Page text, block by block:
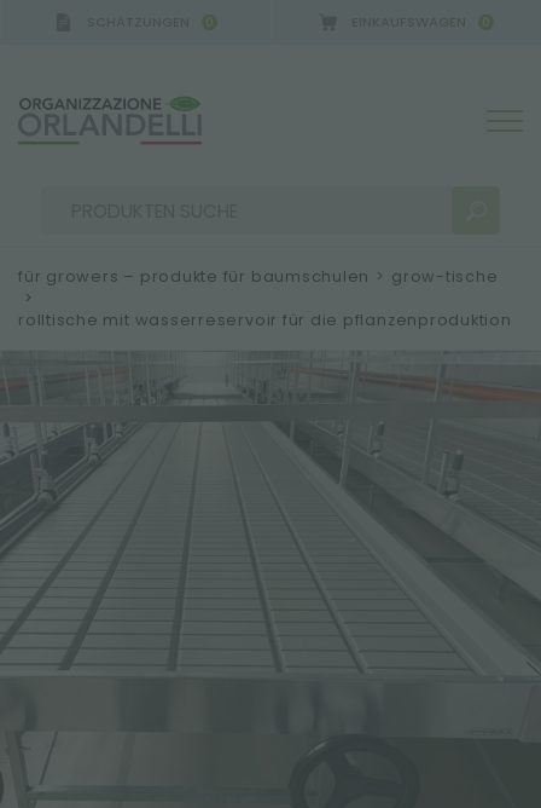
0 0
MEHR ERGEBNISSE FÜR SIE:
für growers – produkte für baumschulen > grow-tische
>
rolltische mit wasserreservoir für die pflanzenproduktion